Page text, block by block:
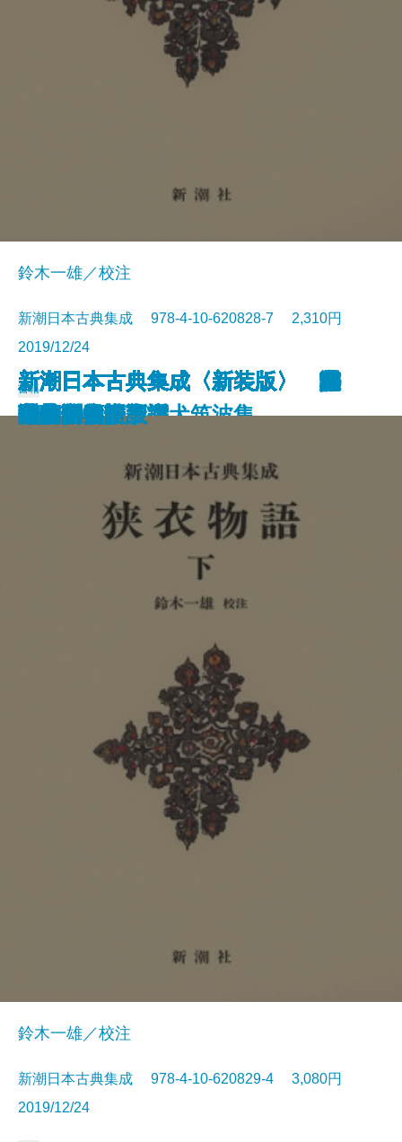
新潮日本古典集成〈新装版〉 歎
異抄 三帖和讃
新潮日本古典集成〈新装版〉 竹
馬狂吟集 新撰犬筑波集
新潮日本古典集成〈新装版〉 與
謝蕪村集
新潮日本古典集成〈新装版〉 好
色一代男
新潮日本古典集成〈新装版〉 好
色一代女
新潮日本古典集成〈新装版〉 浮
世床 四十八癖
新潮日本古典集成〈新装版〉 連
歌集
新潮日本古典集成〈新装版〉 御
伽草子集
新潮日本古典集成〈新装版〉 三
人吉三廓初買
新潮日本古典集成〈新装版〉 狭
衣物語 上
鈴木一雄／校注
新潮日本古典集成 978-4-10-620828-7 2,310円
2019/12/24
書籍
新潮日本古典集成〈新装版〉 狭
衣物語 下
鈴木一雄／校注
新潮日本古典集成 978-4-10-620829-4 3,080円
2019/12/24
新潮日本古典集成〈新装版〉 東
海道四谷怪談
新潮日本古典集成〈新装版〉 堤
中納言物語
新潮日本古典集成〈新装版〉 浄
瑠璃集
新潮日本古典集成〈新装版〉 誹
風柳多留
新潮日本古典集成〈新装版〉 宇
治拾遺物語
新潮日本古典集成〈新装版〉 芭
蕉句集
新潮日本古典集成〈新装版〉 芭
蕉文集
新潮日本古典集成〈新装版〉 古
今著聞集 上
新潮日本古典集成〈新装版〉 古
今著聞集 下